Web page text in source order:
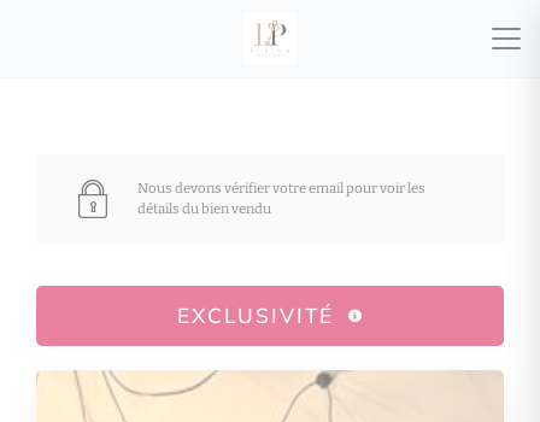
Nous devons vérifier votre email pour voir les
détails du bien vendu
EXCLUSIVITÉ